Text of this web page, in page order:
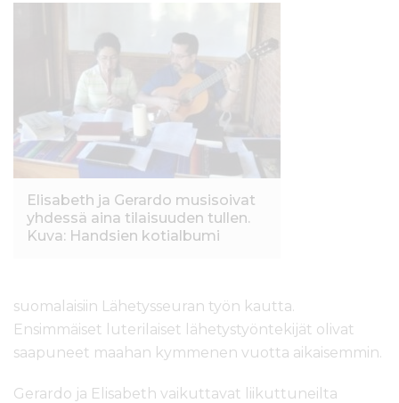
Elisabeth ja Gerardo musisoivat
yhdessä aina tilaisuuden tullen.
Kuva: Handsien kotialbumi
suomalaisiin Lähetysseuran työn kautta.
Ensimmäiset luterilaiset lähetystyöntekijät olivat
saapuneet maahan kymmenen vuotta aikaisemmin.
Gerardo ja Elisabeth vaikuttavat liikuttuneilta